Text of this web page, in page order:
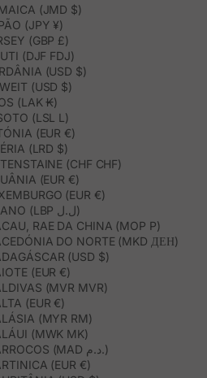
(JMD $)
(JPY ¥)
(GBP £)
(DJF FDJ)
(USD $)
(USD $)
(LAK ₭)
(LSL L)
(EUR €)
(LRD $)
(CHF CHF)
(EUR €)
(EUR €)
LÍBANO (LBP ل.ل)
RAE DA CHINA (MOP P)
DO NORTE (MKD ДЕН)
(USD $)
(EUR €)
(MVR MVR)
(EUR €)
(MYR RM)
(MWK MK)
MARROCOS (MAD د.م.)
(EUR €)